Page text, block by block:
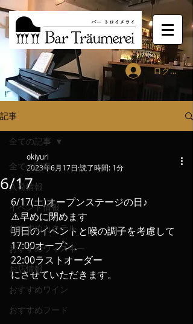
ログイン
記事
全ての記事
入荷情報
イベント情報
おすすめカクテル
おすすめウィスキー
お店情報
おすすめワイン
おすすめフード
全ての記事
6/17
okiyuri
2023年6月17日 読了時間: 1分
6/17(土)オープンステージの日️♪
⚠️早めに閉めます
明日のイベントと喉の調子を考慮して
17:00オープン、
22:00ラストオーダー
にさせていただきます。